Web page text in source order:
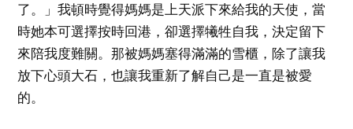
了。」我頓時覺得媽媽是上天派下來給我的天使，當
時她本可選擇按時回港，卻選擇犧牲自我，決定留下
來陪我度難關。那被媽媽塞得滿滿的雪櫃，除了讓我
放下心頭大石，也讓我重新了解自己是一直是被愛
的。